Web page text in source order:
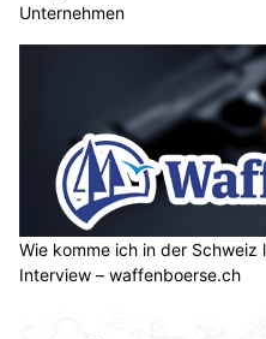
Unternehmen
Wie komme ich in der Schweiz
Interview – waffenboerse.ch